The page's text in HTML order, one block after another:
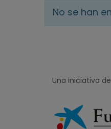
No se han
Una iniciativa de